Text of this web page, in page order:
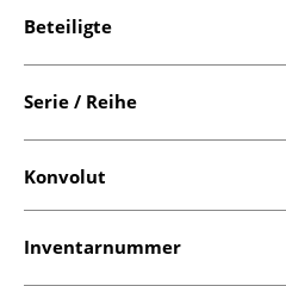
Beteiligte
Serie / Reihe
Konvolut
Inventarnummer